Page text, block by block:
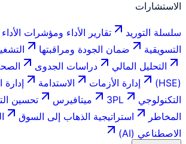
الاستشارات
سلسلة التوريد تقارير الأداء ومؤشرات
التسويقية
ضمان الجودة ومراقبتها
التحليل المالي
دراسات الجدوى
(HSE)
إدارة الأزمات الاستدامة إدارة
التكنولوجي
3PL ميتافيرس تحسين
المخاطر
استراتيجية الذهاب إلى السوق
الاصطناعي (AI)